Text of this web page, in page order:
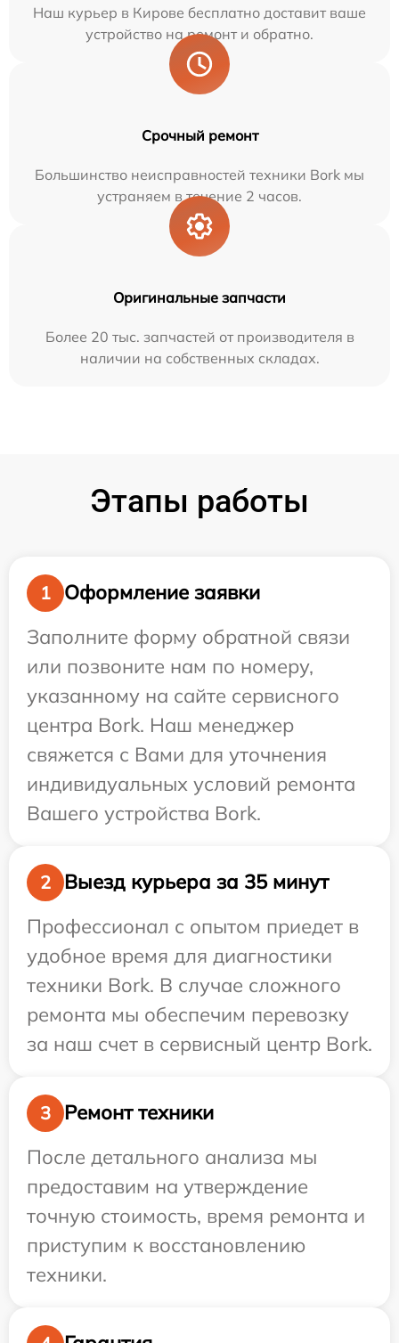
Наш курьер в Кирове бесплатно доставит ваше
устройство на ремонт и обратно.
Срочный ремонт
Большинство неисправностей техники Bork мы
устраняем в течение 2 часов.
Оригинальные запчасти
Более 20 тыс. запчастей от производителя в
наличии на собственных складах.
Этапы работы
1
Оформление заявки
Заполните форму обратной связи
или позвоните нам по номеру,
указанному на сайте сервисного
центра Bork. Наш менеджер
свяжется с Вами для уточнения
индивидуальных условий ремонта
Вашего устройства Bork.
2
Выезд курьера за 35 минут
Профессионал с опытом приедет в
удобное время для диагностики
техники Bork. В случае сложного
ремонта мы обеспечим перевозку
за наш счет в сервисный центр Bork.
3
Ремонт техники
После детального анализа мы
предоставим на утверждение
точную стоимость, время ремонта и
приступим к восстановлению
техники.